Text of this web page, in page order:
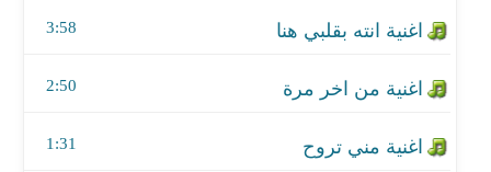
3:58
2:50
1:31
اغنية الله على الظالم